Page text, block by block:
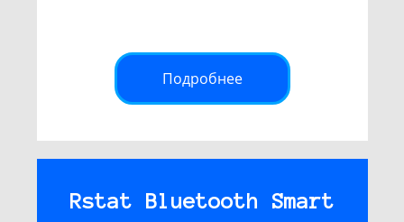
Подробнее
Rstat Bluetooth Smart